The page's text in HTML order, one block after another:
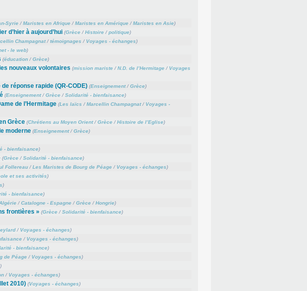
Syrie/Maristes en Afrique/Maristes en Amérique/Maristes en Asie)
d’hier à aujourd’hui (Grèce/Histoire/politique)
Champagnat/témoignages / Voyages - échanges)
- le web)
(éducation/Grèce)
nouveaux volontaires (mission mariste/N.D. de l’Hermitage/ Voyages
réponse rapide (QR-CODE) (Enseignement/Grèce)
(Enseignement/Grèce/Solidarité - bienfaisance)
de l’Hermitage (Les laïcs /Marcellin Champagnat/ Voyages -
Grèce (Chrétiens au Moyen Orient/Grèce/Histoire de l’Eglise)
moderne (Enseignement/Grèce)
- bienfaisance)
(Grèce/Solidarité - bienfaisance)
Follereau/Les Maristes de Bourg de Péage/ Voyages - échanges)
et ses activités)
)
- bienfaisance)
/Catalogne - Espagne/Grèce/Hongrie)
frontières » (Grèce/Solidarité - bienfaisance)
/ Voyages - échanges)
/ Voyages - échanges)
- bienfaisance)
de Péage/ Voyages - échanges)
)
/ Voyages - échanges)
2010) (Voyages - échanges)